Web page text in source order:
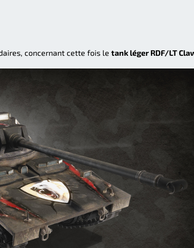
concernant cette fois le tank léger RDF/LT